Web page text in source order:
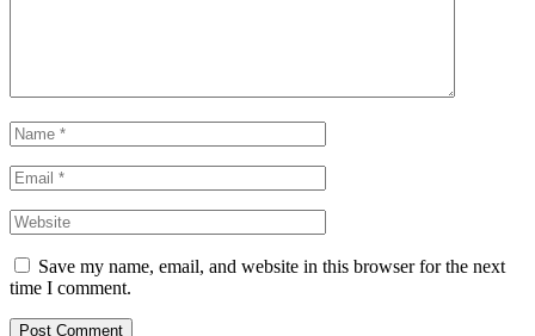
Save my name, email, and website in this browser for the next
time I comment.